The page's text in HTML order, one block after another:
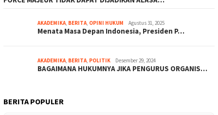
AKADEMIKA BERITA OPINI HUKUM Agustus 31, 2025
Menata Masa Depan Indonesia, Presiden P…
AKADEMIKA BERITA POLITIK Desember 29, 2024
BAGAIMANA HUKUMNYA JIKA PENGURUS ORGANIS…
BERITA POPULER